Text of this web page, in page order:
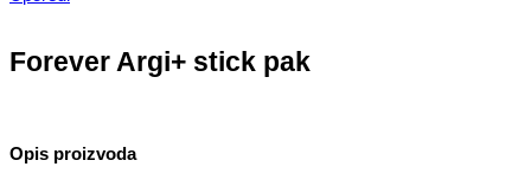
Forever Argi+ stick pak
Opis proizvoda